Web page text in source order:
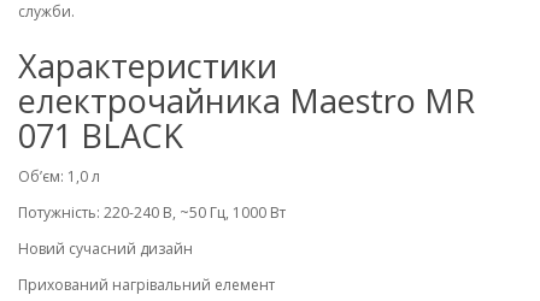
служби.
Характеристики
електрочайника Maestro MR
071 BLACK
Об’єм: 1,0 л
Потужність: 220-240 В, ~50 Гц, 1000 Вт
Новий сучасний дизайн
Прихований нагрівальний елемент